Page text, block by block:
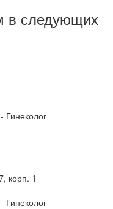
в следующих
Гинеколог
корп. 1
Гинеколог